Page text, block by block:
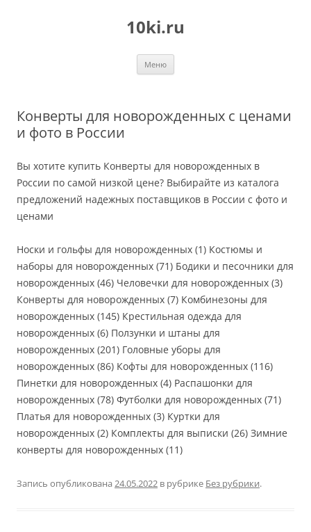
10ki.ru
Меню
Конверты для новорожденных с ценами
и фото в России
Вы хотите купить Конверты для новорожденных в
России по самой низкой цене? Выбирайте из каталога
предложений надежных поставщиков в России с фото и
ценами
Носки и гольфы для новорожденных (1) Костюмы и
наборы для новорожденных (71) Бодики и песочники для
новорожденных (46) Человечки для новорожденных (3)
Конверты для новорожденных (7) Комбинезоны для
новорожденных (145) Крестильная одежда для
новорожденных (6) Ползунки и штаны для
новорожденных (201) Головные уборы для
новорожденных (86) Кофты для новорожденных (116)
Пинетки для новорожденных (4) Распашонки для
новорожденных (78) Футболки для новорожденных (71)
Платья для новорожденных (3) Куртки для
новорожденных (2) Комплекты для выписки (26) Зимние
конверты для новорожденных (11)
Запись опубликована 24.05.2022 в рубрике Без рубрики.